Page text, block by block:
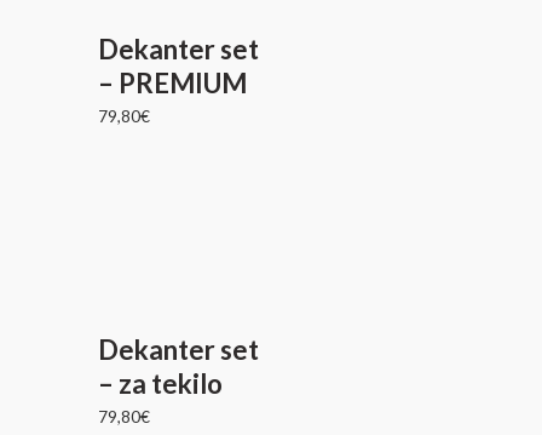
Dekanter set
– PREMIUM
79,80€
Dekanter set
– za tekilo
79,80€